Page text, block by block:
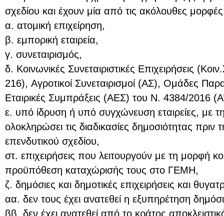
σχεδίου και έχουν μία από τις ακόλουθες
α. ατομική επιχείρηση,
β. εμπορική εταιρεία,
γ. συνεταιρισμός,
δ. Κοινωνικές Συνεταιριστικές Επιχειρήσεις
216), Αγροτικοί Συνεταιρισμοί (ΑΣ), Ομάδες
Εταιρικές Συμπράξεις (ΑΕΣ) του N. 4384/2016
ε. υπό ίδρυση ή υπό συγχώνευση εταιρείες, με
ολοκληρώσει τις διαδικασίες δημοσιότητας
επενδυτικού σχεδίου,
στ. επιχειρήσεις που λειτουργούν με τη μορφή
προϋπόθεση καταχώρισής τους στο ΓΕΜΗ,
ζ. δημόσιες και δημοτικές επιχειρήσεις και
αα. δεν τους έχει ανατεθεί η εξυπηρέτηση
ββ. δεν έχει ανατεθεί από το κράτος